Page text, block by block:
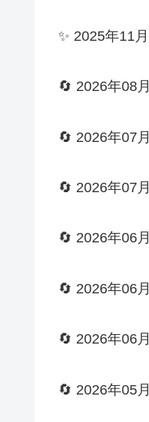
✨ 2025年11
🔄 2026年08
🔄 2026年07
🔄 2026年07
🔄 2026年06
🔄 2026年06
🔄 2026年06
🔄 2026年05